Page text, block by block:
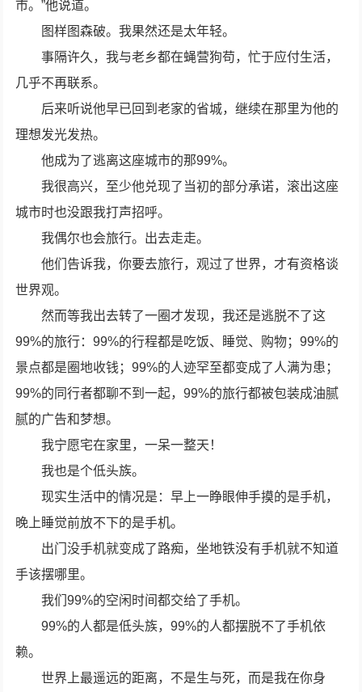
市。”他说道。
图样图森破。我果然还是太年轻。
事隔许久，我与老乡都在蝇营狗苟，忙于应付生活，
几乎不再联系。
后来听说他早已回到老家的省城，继续在那里为他的
理想发光发热。
他成为了逃离这座城市的那99%。
我很高兴，至少他兑现了当初的部分承诺，滚出这座
城市时也没跟我打声招呼。
我偶尔也会旅行。出去走走。
他们告诉我，你要去旅行，观过了世界，才有资格谈
世界观。
然而等我出去转了一圈才发现，我还是逃脱不了这
99%的旅行：99%的行程都是吃饭、睡觉、购物；99%的
景点都是圈地收钱；99%的人迹罕至都变成了人满为患；
99%的同行者都聊不到一起，99%的旅行都被包装成油腻
腻的广告和梦想。
我宁愿宅在家里，一呆一整天！
我也是个低头族。
现实生活中的情况是：早上一睁眼伸手摸的是手机，
晚上睡觉前放不下的是手机。
出门没手机就变成了路痴，坐地铁没有手机就不知道
手该摆哪里。
我们99%的空闲时间都交给了手机。
99%的人都是低头族，99%的人都摆脱不了手机依
赖。
世界上最遥远的距离，不是生与死，而是我在你身